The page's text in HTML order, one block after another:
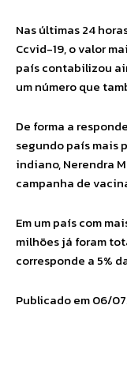
Nas últimas 24
Ccvid-19, o valor
país contabilizou
um número que
De forma a
segundo país mais
indiano, Nerendra
campanha de
Em um país com
milhões já foram
corresponde a 5%
Publicado em 06/07/